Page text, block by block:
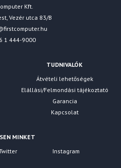
Kft.
Vezér utca 83/B
1 444-9000
TUDNIVALÓK
Átvételi lehetőségek
Elállási/Felmondási tájékoztató
Garancia
Kapcsolat
MINKET
Instagram